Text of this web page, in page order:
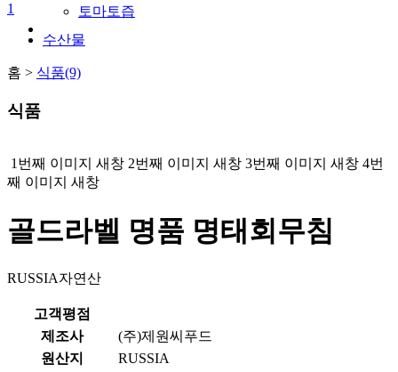
토마토즙
1
수산물
홈 > 식품(9)
식품
1번째 이미지 새창 2번째 이미지 새창 3번째 이미지 새창 4번
째 이미지 새창
골드라벨 명품 명태회무침
RUSSIA자연산
고객평점
제조사
(주)제원씨푸드
원산지
RUSSIA